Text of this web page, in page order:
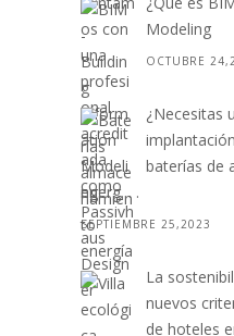
Modeling
OCTUBRE
¿Necesitas
baterías de
energ. . .
SEPTIEMBRE 25,2023
La
nuevos
de hoteles